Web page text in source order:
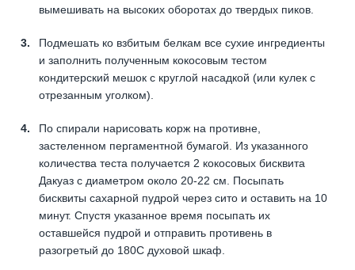
вымешивать на высоких оборотах до твердых пиков.
Подмешать ко взбитым белкам все сухие ингредиенты
и заполнить полученным кокосовым тестом
кондитерский мешок с круглой насадкой (или кулек с
отрезанным уголком).
По спирали нарисовать корж на противне,
застеленном пергаментной бумагой. Из указанного
количества теста получается 2 кокосовых бисквита
Дакуаз с диаметром около 20-22 см. Посыпать
бисквиты сахарной пудрой через сито и оставить на 10
минут. Спустя указанное время посыпать их
оставшейся пудрой и отправить противень в
разогретый до 180С духовой шкаф.